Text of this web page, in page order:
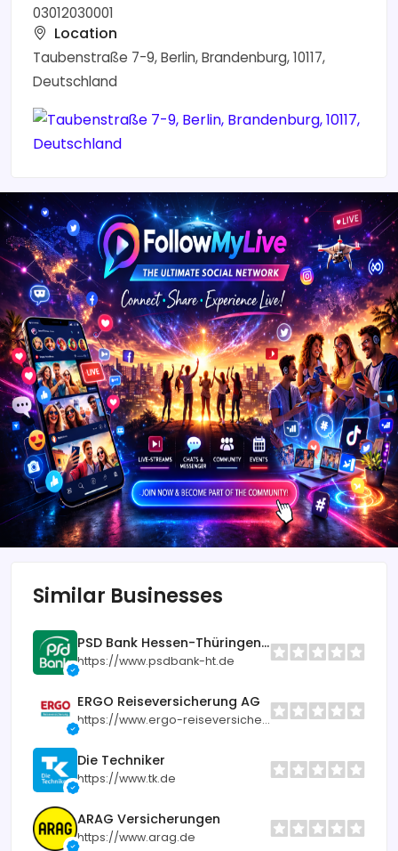
03012030001
Location
Taubenstraße 7-9, Berlin, Brandenburg, 10117,
Deutschland
Similar Businesses
PSD Bank Hessen-Thüringen eG
https://www.psdbank-ht.de
ERGO Reiseversicherung AG
https://www.ergo-reiseversicherung.de
Die Techniker
https://www.tk.de
ARAG Versicherungen
https://www.arag.de